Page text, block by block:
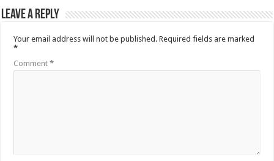
Leave a Reply
Your email address will not be published. Required fields are marked
*
Comment*